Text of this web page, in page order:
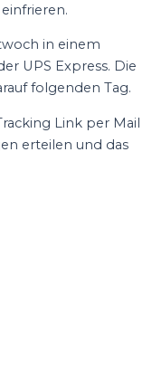
in einem
UPS Express. Die
folgenden Tag.
Link per Mail
erteilen und das